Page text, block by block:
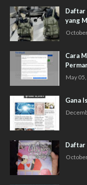
Daftar
yang
Cara
May
Gana
Daftar